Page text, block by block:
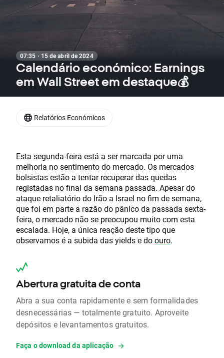
07:35 · 15 de abril de 2024
Calendário económico: Earnings
em Wall Street em destaque💰
Esta segunda-feira está a ser marcada por uma
melhoria no sentimento do mercado. Os mercados
bolsistas estão a tentar recuperar das quedas
registadas no final da semana passada. Apesar do
ataque retaliatório do Irão a Israel no fim de semana,
que foi em parte a razão do pânico da passada sexta-
feira, o mercado não se preocupou muito com esta
escalada. Hoje, a única reação deste tipo que
observamos é a subida das yields e doouro.
Abertura gratuita de conta
Abra a sua conta rapidamente e sem formalidades
desnecessárias — totalmente gratuito. Aproveite
depósitos e levantamentos gratuitos.
Faça o download da aplicação
Relatórios Económicos